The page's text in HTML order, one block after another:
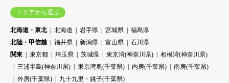
エリアから選ぶ
北海道・東北 北海道 岩手県 宮城県
福島県
北陸・甲信越
福井県 新潟県 富山県
石川県
関東
東京都 埼玉県 茨城県 東京湾(神奈川県)
相模湾(神奈川県)
三浦半島(神奈川県)
東京湾奥(千葉県) 内房(千葉県)
南房(千葉県)
外房(千葉県)
九十九里・銚子(千葉県)